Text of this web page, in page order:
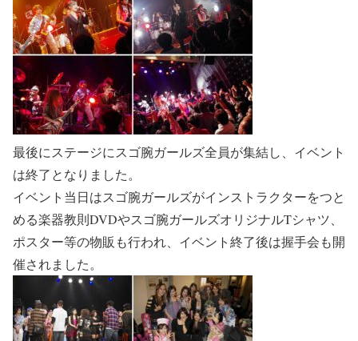
最後にステージにスゴ腕ガールズ全員が集結し、イベント
は終了となりました。
イベント当日はスゴ腕ガールズがインストラクターをつと
める楽器教則DVDやスゴ腕ガールズオリジナルTシャツ、
ポスター等の物販も行われ、イベント終了後は握手会も開
催されました。